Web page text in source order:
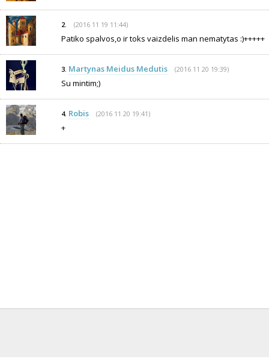
2. (2016 11 19 11:44)
Patiko spalvos,o ir toks vaizdelis man nematytas :)+++++
3. Martynas Meidus Medutis (2016 11 20 19:39)
Su mintim;)
4. Robis (2016 11 20 19:41)
+